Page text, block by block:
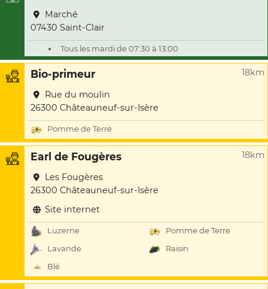
Marché
07430 Saint-Clair
Tous les mardi de 07:30 à 13:00
Bio-primeur 18km
Rue du moulin
26300 Châteauneuf-sur-Isère
Pomme de Terre
Earl de Fougères 18km
Les Fougères
26300 Châteauneuf-sur-Isère
Site internet
Luzerne
Pomme de Terre
Lavande
Raisin
Blé